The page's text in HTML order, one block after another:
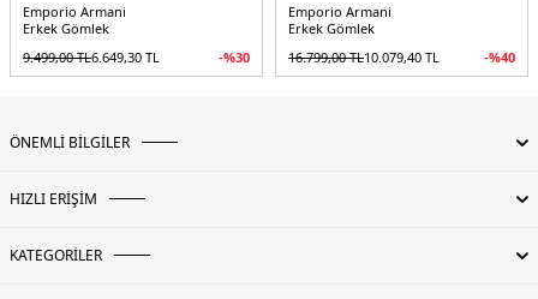
Emporio Armani
Erkek Gömlek
9.499,00TL6.649,30 TL -%30
Emporio Armani
Erkek Gömlek
16.799,00TL10.079,40 TL -%40
ÖNEMLİ BİLGİLER
HIZLI ERİŞİM
KATEGORİLER